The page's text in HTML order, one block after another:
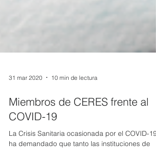
31 mar 2020 10 min de lectura
Miembros de CERES frente al